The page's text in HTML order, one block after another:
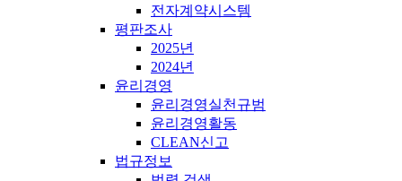
전자계약시스템
평판조사
2025년
2024년
윤리경영
윤리경영실천규범
윤리경영활동
CLEAN신고
법규정보